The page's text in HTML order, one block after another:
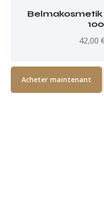
42,00
Acheter maintenant